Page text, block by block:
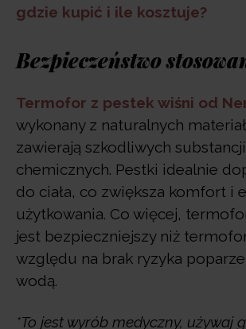
gdzie kupić i ile kosztuje?
Bezpieczeństwo
Termofor z pestek wiśni od
wykonany z naturalnych
zawierają szkodliwych substancji
chemicznych. Pestki idealnie
do ciała, co zwiększa komfort i
użytkowania. Co więcej,
jest bezpieczniejszy niż
względu na brak ryzyka
wodą.
*To jest wyrób medyczny, używaj